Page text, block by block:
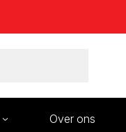
Over ons